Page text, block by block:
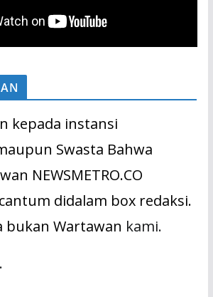
kepada instansi
Swasta Bahwa
NEWSMETRO.CO
didalam box redaksi.
bukan Wartawan kami.